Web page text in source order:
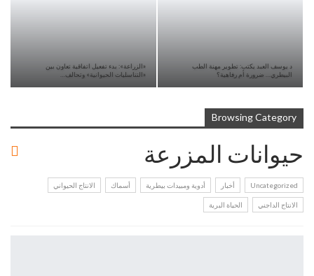
د يوسف العبد يكتب: تطوير مهنة الطب
البيطري… ضرورة أم رفاهية؟
«الزراعة»: بدء تفعيل اتفاقية تعاون بين
«التناسليات الحيوانية» وتحالف…
Browsing Category
حيوانات المزرعة
Uncategorized أخبار أدوية ومبيدات بيطرية أسماك الانتاج الحيواني
الانتاج الداجني الحياة البرية